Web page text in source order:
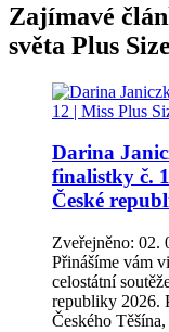
Zajímavé
světa Plus
Darina
finalistky č.
České
Zveřejněno: 02.
Přinášíme vám
celostátní
republiky 2026.
Českého